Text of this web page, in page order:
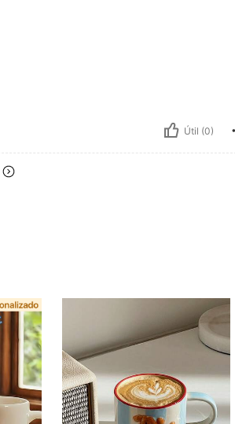
Útil (0)